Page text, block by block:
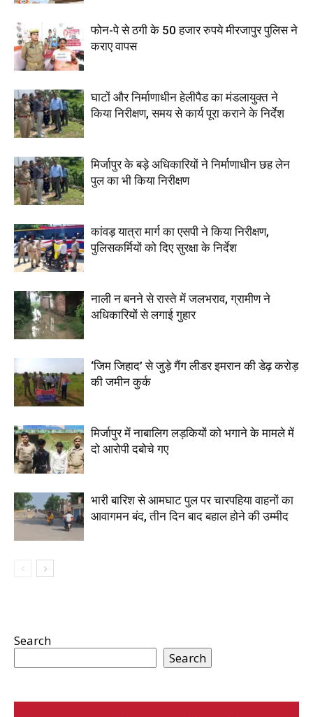
फोन-पे से ठगी के 50 हजार रुपये मीरजापुर पुलिस ने
कराए वापस
घाटों और निर्माणाधीन हेलीपैड का मंडलायुक्त ने
किया निरीक्षण, समय से कार्य पूरा कराने के निर्देश
मिर्जापुर के बड़े अधिकारियों ने निर्माणाधीन छह लेन
पुल का भी किया निरीक्षण
कांवड़ यात्रा मार्ग का एसपी ने किया निरीक्षण,
पुलिसकर्मियों को दिए सुरक्षा के निर्देश
नाली न बनने से रास्ते में जलभराव, ग्रामीण ने
अधिकारियों से लगाई गुहार
‘जिम जिहाद’ से जुड़े गैंग लीडर इमरान की डेढ़ करोड़
की जमीन कुर्क
मिर्जापुर में नाबालिग लड़कियों को भगाने के मामले में
दो आरोपी दबोचे गए
भारी बारिश से आमघाट पुल पर चारपहिया वाहनों का
आवागमन बंद, तीन दिन बाद बहाल होने की उम्मीद
Search
Search